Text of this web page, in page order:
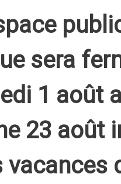
sera
1 août
23 août